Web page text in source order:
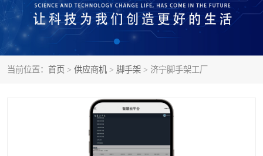
当前位置： 首页 > 供应商机 > 脚手架 > 济宁脚手架工厂
钢丝绳监控 高支模
升降机 施工临电箱监测系统